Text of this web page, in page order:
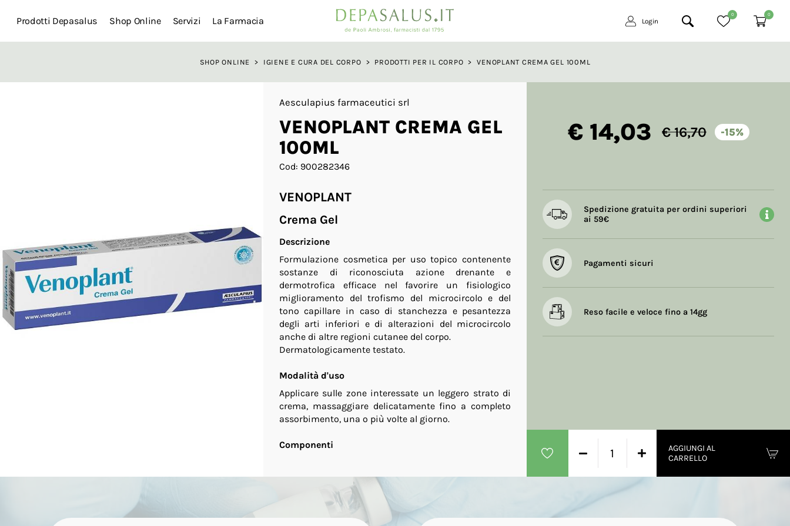
Prodotti Depasalus Shop Online Servizi La Farmacia Login
0 0
SHOP ONLINE > IGIENE E CURA DEL CORPO > PRODOTTI PER IL CORPO > VENOPLANT CREMA GEL 100ML
Aesculapius farmaceutici srl
VENOPLANT CREMA GEL
100ML
Cod: 900282346
€ 14,03 € 16,70 -15%
AGGIUNGI AL
CARRELLO
VENOPLANT
Crema Gel
Descrizione
Formulazione cosmetica per uso topico contenente
sostanze di riconosciuta azione drenante e
dermotrofica efficace nel favorire un fisiologico
miglioramento del trofismo del microcircolo e del
tono capillare in caso di stanchezza e pesantezza
degli arti inferiori e di alterazioni del microcircolo
anche di altre regioni cutanee del corpo.
Dermatologicamente testato.
Modalità d'uso
Applicare sulle zone interessate un leggero strato di
crema, massaggiare delicatamente fino a completo
assorbimento, una o più volte al giorno.
Componenti
gum, glycerin, menthol, sodium levulinate, citric acid,
lecithin, sodium benzoate, lauroyl lysine, escin, Olea
europaea fruit oil, potassium olivoyl hydrolized wheat
protein, PPG-26-buteth-26, menthyl lactate, PEG-40
Spedizione gratuita per ordini superiori
ai 59€
Pagamenti sicuri
Reso facile e veloce fino a 14gg